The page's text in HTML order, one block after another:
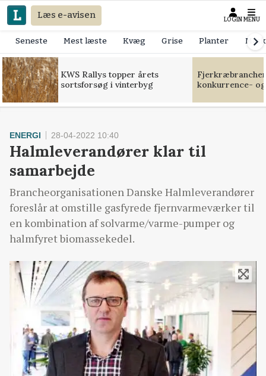
Læs e-avisen LOGIN MENU
Seneste Mest læste Kvæg Grise Planter
KWS Rallys topper årets
sortsforsøg i vinterbyg
konkurrence-
ENERGI 28-04-2022 10:40
Halmleverandører klar til
samarbejde
Brancheorganisationen Danske Halmleverandører
foreslår at omstille gasfyrede fjernvarmeværker til
en kombination af solvarme/varme-pumper og
halmfyret biomassekedel.